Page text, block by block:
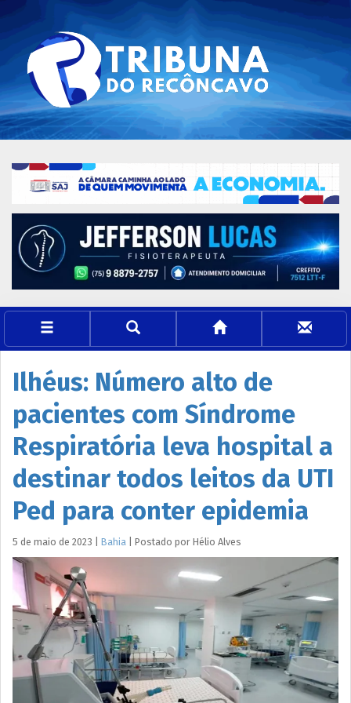
Ilhéus: Número alto de
pacientes com Síndrome
Respiratória leva hospital a
destinar todos leitos da UTI
Ped para conter epidemia
5 de maio de 2023 Bahia Postado por Hélio Alves